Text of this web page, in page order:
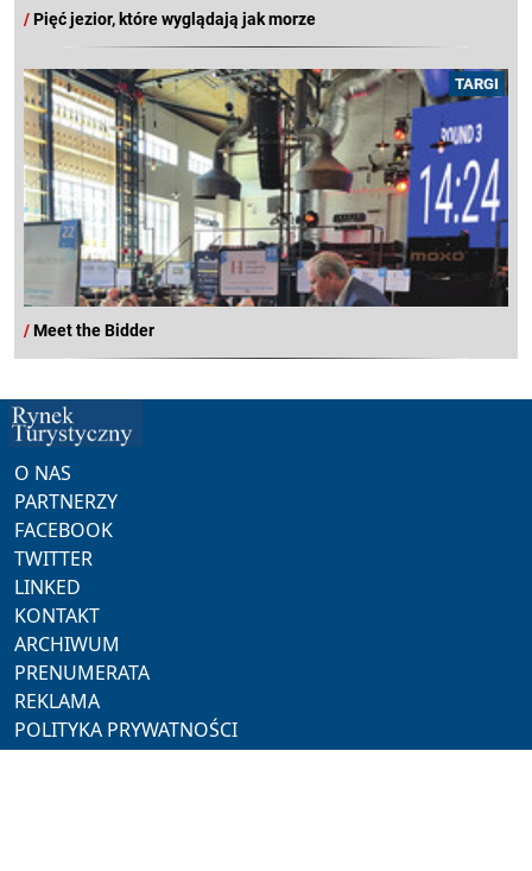
/Pięć jezior, które wyglądają jak morze
TARGI
/Meet the Bidder
O NAS
PARTNERZY
FACEBOOK
TWITTER
LINKED
KONTAKT
ARCHIWUM
PRENUMERATA
REKLAMA
POLITYKA PRYWATNOŚCI
NASZE SERWISY